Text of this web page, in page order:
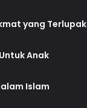
yang
Anak
Islam